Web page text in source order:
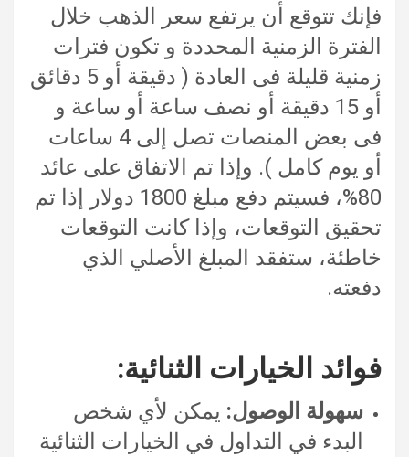
فإنك تتوقع أن يرتفع سعر الذهب خلال
الفترة الزمنية المحددة و تكون فترات
زمنية قليلة فى العادة ( دقيقة أو 5 دقائق
أو 15 دقيقة أو نصف ساعة أو ساعة و
فى بعض المنصات تصل إلى 4 ساعات
أو يوم كامل ). وإذا تم الاتفاق على عائد
80%، فسيتم دفع مبلغ 1800 دولار إذا تم
تحقيق التوقعات، وإذا كانت التوقعات
خاطئة، ستفقد المبلغ الأصلي الذي
دفعته.
فوائد الخيارات الثنائية:
سهولة الوصول: يمكن لأي شخص
البدء في التداول في الخيارات الثنائية